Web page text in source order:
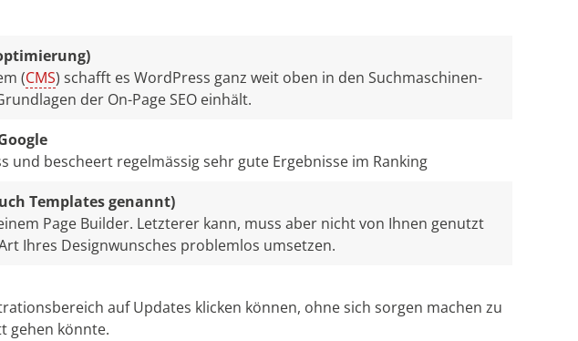
(CMS) schafft es WordPress ganz weit oben in den Suchmaschinen-
der On-Page SEO einhält.
bescheert regelmässig sehr gute Ergebnisse im Ranking
Templates genannt)
Page Builder. Letzterer kann, muss aber nicht von Ihnen genutzt
Ihres Designwunsches problemlos umsetzen.
auf Updates klicken können, ohne sich sorgen machen zu
gehen könnte.